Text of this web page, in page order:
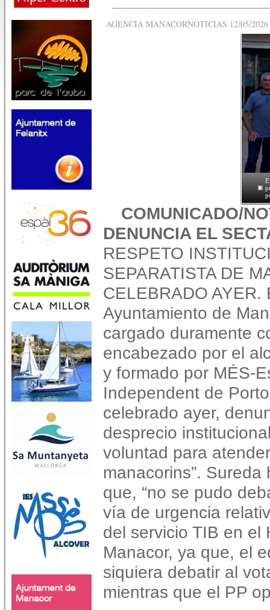
AGENCIA MANACORNOTICIAS 12/05/
COMUNICADO/
DENUNCIA EL
RESPETO
SEPARATISTA DE
CELEBRADO
Ayuntamiento de
cargado duramente
encabezado por el
y formado por MÉS-
Independent de
celebrado ayer,
desprecio
voluntad para
manacorins”.
que, “no se pudo
vía de urgencia
del servicio TIB en el
Manacor, ya que, el
siquiera debatir al
mientras que el PP